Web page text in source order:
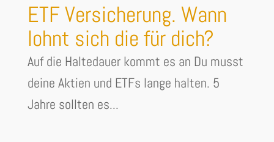
ETF Versicherung. Wann
lohnt sich die für dich?
Auf die Haltedauer kommt es an Du musst
deine Aktien und ETFs lange halten. 5
Jahre sollten es...